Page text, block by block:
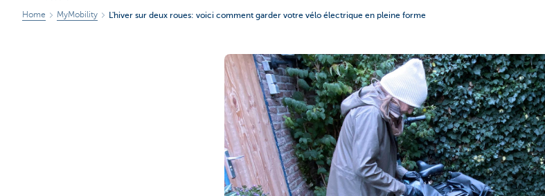
Home MyMobility L'hiver sur deux roues: voici comment garder votre vélo électrique en pleine forme